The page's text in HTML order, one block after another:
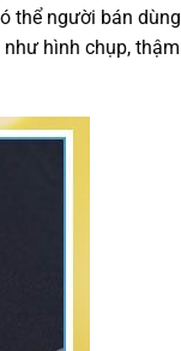
thể người bán dùng
hình chụp, thậm